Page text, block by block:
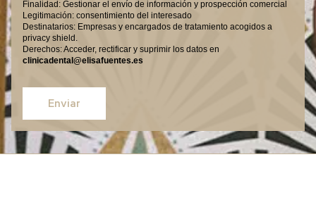
Finalidad: Gestionar el envío de información y prospección comercial
Legitimación: consentimiento del interesado
Destinatarios: Empresas y encargados de tratamiento acogidos a
privacy shield.
Derechos: Acceder, rectificar y suprimir los datos en
clinicadental@elisafuentes.es
Enviar